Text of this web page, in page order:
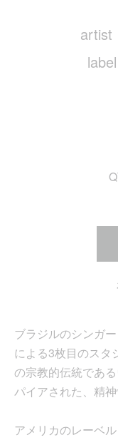
artist
label
ブラジルのシンガ
による3枚目のスタ
の宗教的伝統であ
パイアされた、精
アメリカのレーベ